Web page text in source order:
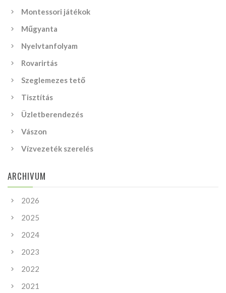
Montessori játékok
Műgyanta
Nyelvtanfolyam
Rovarirtás
Szeglemezes tető
Tisztítás
Üzletberendezés
Vászon
Vízvezeték szerelés
ARCHIVUM
2026
2025
2024
2023
2022
2021